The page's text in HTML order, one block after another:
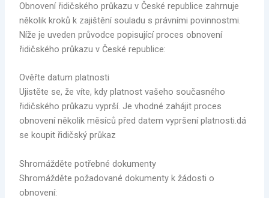
Obnovení řidičského průkazu v České republice zahrnuje
několik kroků k zajištění souladu s právními povinnostmi.
Níže je uveden průvodce popisující proces obnovení
řidičského průkazu v České republice:
Ověřte datum platnosti
Ujistěte se, že víte, kdy platnost vašeho současného
řidičského průkazu vyprší. Je vhodné zahájit proces
obnovení několik měsíců před datem vypršení platnosti.dá
se koupit řidičský průkaz
Shromážděte potřebné dokumenty
Shromážděte požadované dokumenty k žádosti o
obnovení: